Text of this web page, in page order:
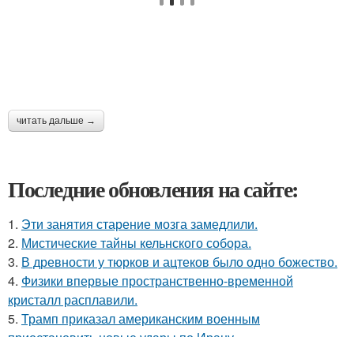
читать дальше →
Последние обновления на сайте:
1. Эти занятия старение мозга замедлили.
2. Мистические тайны кельнского собора.
3. В древности у тюрков и ацтеков было одно божество.
4. Физики впервые пространственно-временной
кристалл расплавили.
5. Трамп приказал американским военным